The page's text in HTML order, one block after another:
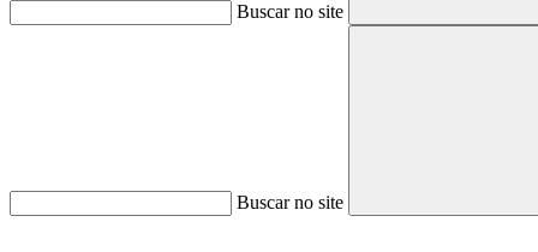
Buscar no site
Buscar no site